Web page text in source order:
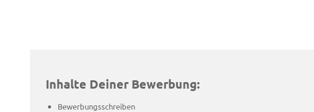
Inhalte Deiner Bewerbung:
Bewerbungsschreiben